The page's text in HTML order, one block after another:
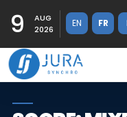
9
AUG
2026
EN FR